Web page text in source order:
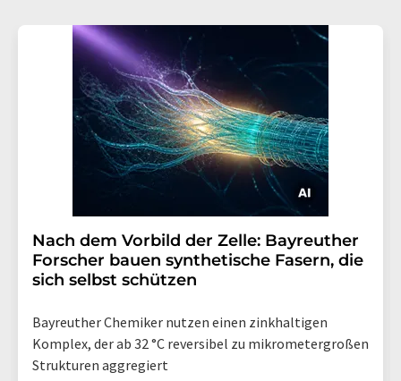
Nach dem Vorbild der Zelle: Bayreuther
Forscher bauen synthetische Fasern, die
sich selbst schützen
Bayreuther Chemiker nutzen einen zinkhaltigen
Komplex, der ab 32 °C reversibel zu mikrometergroßen
Strukturen aggregiert